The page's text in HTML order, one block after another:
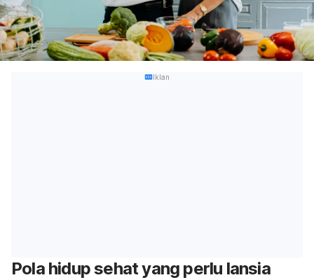
Iklan
Pola hidup sehat yang perlu lansia